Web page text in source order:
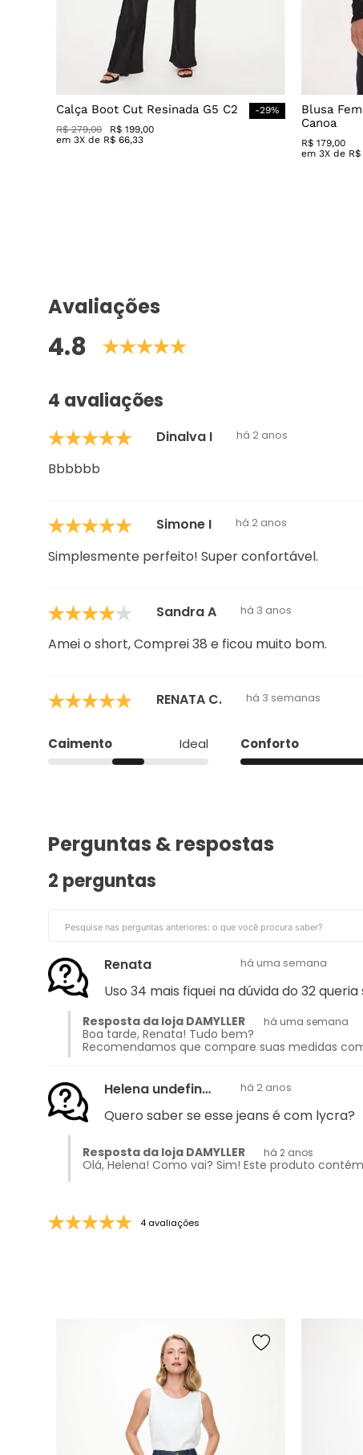
Calça Boot Cut Resinada G5 C2 -29%
R$ 279,00 R$ 199,00
em3X de R$ 66,33
Blusa
Canoa
R$ 179,00
em3X de R$
Avaliações
4.8
4 avaliações
Dinalva I há 2 anos
Bbbbbb
Simone I há 2 anos
Simplesmente perfeito! Super confortável.
Sandra A há 3 anos
Amei o short, Comprei 38 e ficou muito bom.
RENATA C. há 3 semanas
Caimento Ideal Conforto
Perguntas & respostas
2 perguntas
Renata há uma semana
Uso 34 mais fiquei na dúvida do 32
Resposta da loja DAMYLLER há uma semana
Boa tarde, Renata! Tudo bem?
Recomendamos que compare suas medidas
Helena undefined há 2 anos
Quero saber se esse jeans é com lycra?
Resposta da loja DAMYLLER há 2 anos
Olá, Helena! Como vai? Sim! Este produto
4 avaliações